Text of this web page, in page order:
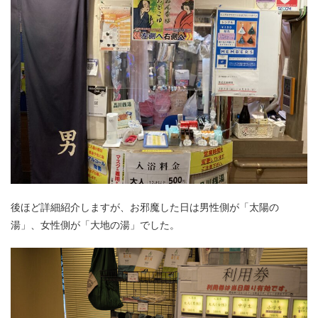
後ほど詳細紹介しますが、お邪魔した日は男性側が「太陽の
湯」、女性側が「大地の湯」でした。